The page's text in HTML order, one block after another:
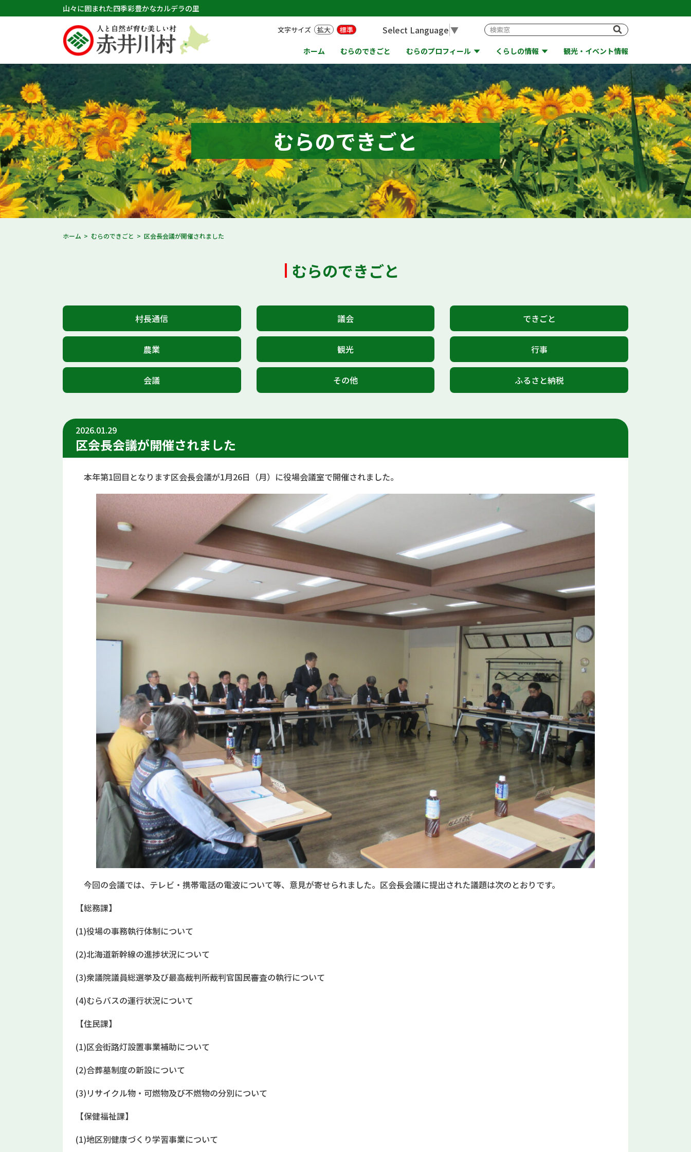
山々に囲まれた四季彩豊かなカルデラの里
ホーム むらのできごと むらのプロフィール くらしの情報 観光・イベント情報
文字サイズ 拡大 標準 Select Language▼
むらのできごと
ホーム むらのできごと 区会長会議が開催されました
むらのできごと
村長通信 議会 できごと
農業 観光 行事
会議 その他 ふるさと納税
2026.01.29
区会長会議が開催されました
本年第1回目となります区会長会議が1月26日（月）に役場会議室で開催されました。
今回の会議では、テレビ・携帯電話の電波について等、意見が寄せられました。区会長会議に提出された議題は次のとおりです。
【総務課】
(1)役場の事務執行体制について
(2)北海道新幹線の進捗状況について
(3)衆議院議員総選挙及び最高裁判所裁判官国民審査の執行について
(4)むらバスの運行状況について
【住民課】
(1)区会街路灯設置事業補助について
(2)合葬墓制度の新設について
(3)リサイクル物・可燃物及び不燃物の分別について
【保健福祉課】
(1)地区別健康づくり学習事業について